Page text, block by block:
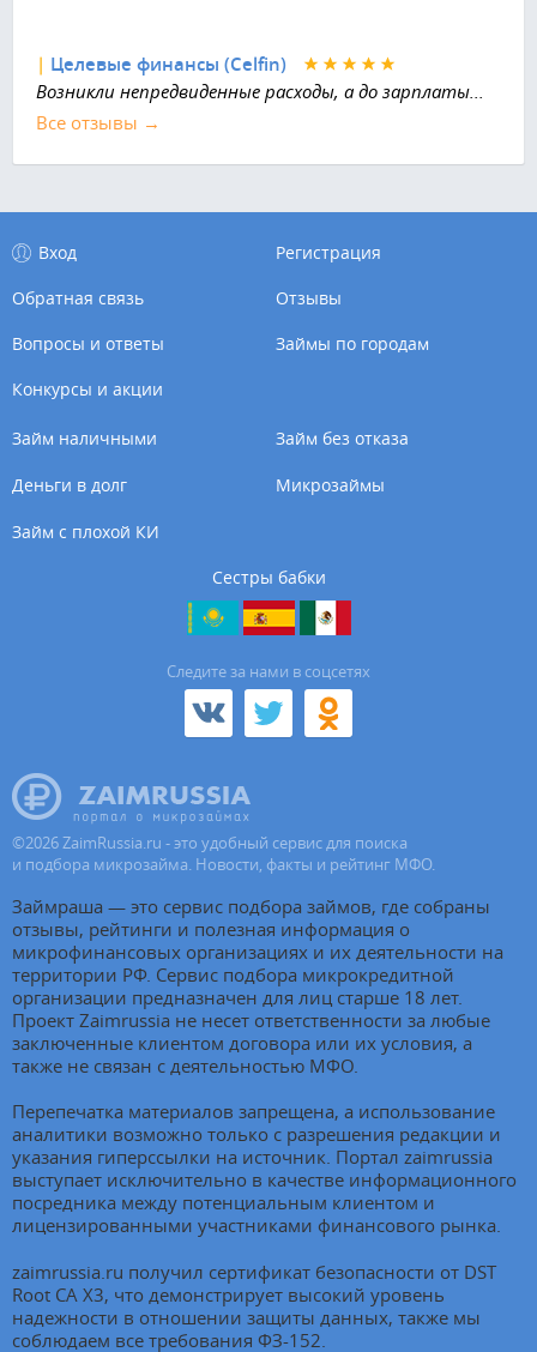
| Целевые финансы (Celfin)
Возникли непредвиденные расходы, а до зарплаты...
Все отзывы →
Вход
Регистрация
Обратная связь
Отзывы
Вопросы и ответы
Займы по городам
Конкурсы и акции
Займ наличными Займ без отказа
Деньги в долг Микрозаймы
Займ с плохой КИ
Сестры бабки
Cледите за нами в соцсетях
©2026ZaimRussia.ru - это удобный сервис для поиска
и подбора микрозайма. Новости, факты и рейтинг МФО.
Займраша — это сервис подбора займов, где собраны
отзывы, рейтинги и полезная информация о
микрофинансовых организациях и их деятельности на
территории РФ. Сервис подбора микрокредитной
организации предназначен для лиц старше 18 лет.
Проект Zaimrussia не несет ответственности за любые
заключенные клиентом договора или их условия, а
также не связан с деятельностью МФО.
Перепечатка материалов запрещена, а использование
аналитики возможно только с разрешения редакции и
указания гиперссылки на источник. Портал zaimrussia
выступает исключительно в качестве информационного
посредника между потенциальным клиентом и
лицензированными участниками финансового рынка.
zaimrussia.ru получил сертификат безопасности от DST
Root CA X3, что демонстрирует высокий уровень
надежности в отношении защиты данных, также мы
соблюдаем все требования ФЗ-152.